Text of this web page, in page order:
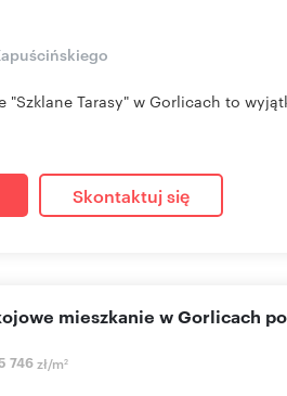
"Szklane Tarasy" w Gorlicach to
Skontaktuj się
746zł/m2
mieszkanie w Gorlicach